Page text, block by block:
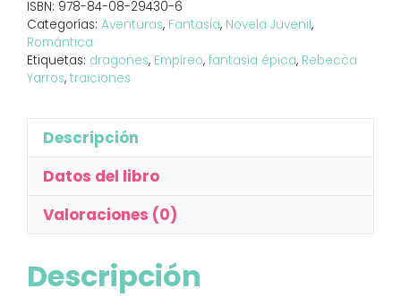
ISBN: 978-84-08-29430-6
Categorías: Aventuras, Fantasía, Novela Juvenil,
Romántica
Etiquetas: dragones, Empíreo, fantasía épica, Rebecca
Yarros, traiciones
Descripción
Datos del libro
Valoraciones (0)
Descripción